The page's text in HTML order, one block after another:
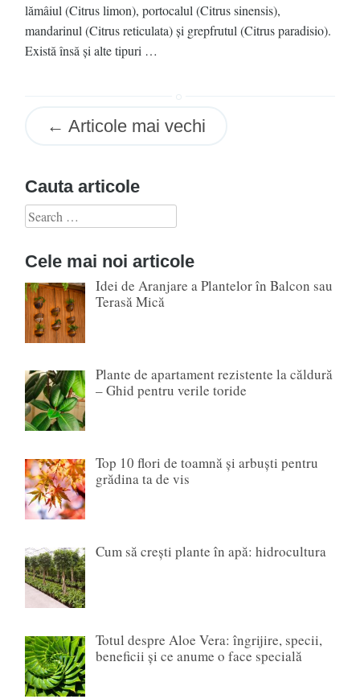
lămâiul (Citrus limon), portocalul (Citrus sinensis),
mandarinul (Citrus reticulata) și grepfrutul (Citrus paradisio).
Există însă și alte tipuri …
Posts
← Articole mai vechi
Cauta articole
Search
Cele mai noi articole
Idei de Aranjare a Plantelor în Balcon sau
Terasă Mică
Plante de apartament rezistente la căldură
– Ghid pentru verile toride
Top 10 flori de toamnă și arbuști pentru
grădina ta de vis
Cum să crești plante în apă: hidrocultura
Totul despre Aloe Vera: îngrijire, specii,
beneficii și ce anume o face specială